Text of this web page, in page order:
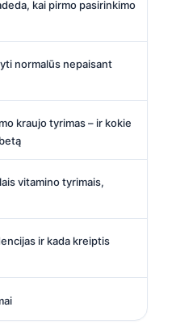
kai pirmo pasirinkimo
normalūs nepaisant
kraujo tyrimas – ir kokie
vitamino tyrimais,
ir kada kreiptis